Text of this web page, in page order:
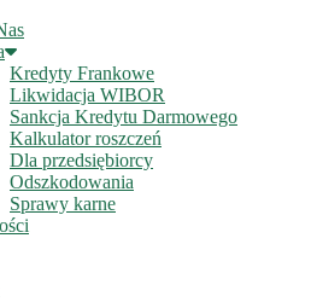
Kredyty Frankowe
Likwidacja WIBOR
Sankcja Kredytu Darmowego
Kalkulator roszczeń
Dla przedsiębiorcy
Odszkodowania
Sprawy karne